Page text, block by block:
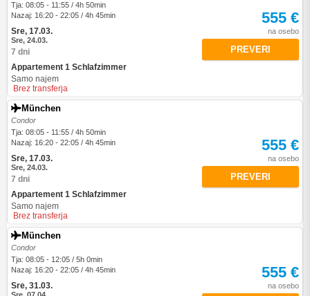
Tja: 08:05 - 11:55 / 4h 50min
Nazaj: 16:20 - 22:05 / 4h 45min
Sre, 17.03.
Sre, 24.03.
7 dni
Appartement 1 Schlafzimmer
Samo najem
Brez transferja
555 €
na osebo
PREVERI
München
Condor
Tja: 08:05 - 11:55 / 4h 50min
Nazaj: 16:20 - 22:05 / 4h 45min
Sre, 17.03.
Sre, 24.03.
7 dni
Appartement 1 Schlafzimmer
Samo najem
Brez transferja
555 €
na osebo
PREVERI
München
Condor
Tja: 08:05 - 12:05 / 5h 0min
Nazaj: 16:20 - 22:05 / 4h 45min
Sre, 31.03.
555 €
na osebo